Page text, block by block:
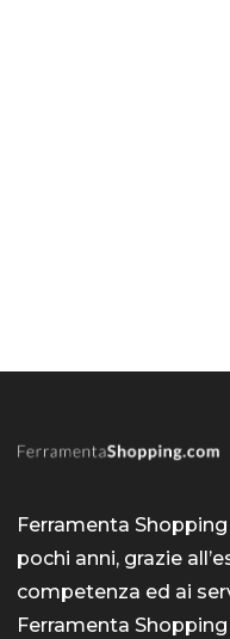
Ferramenta
pochi anni, grazie
competenza ed ai
Ferramenta